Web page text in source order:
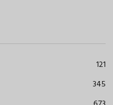
121
345